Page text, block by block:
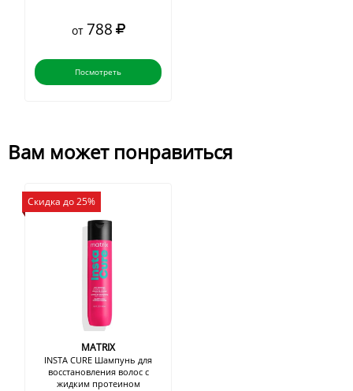
от 788
Посмотреть
Вам может понравиться
Скидка до 25%
MATRIX
INSTA CURE Шампунь для
восстановления волос с
жидким протеином